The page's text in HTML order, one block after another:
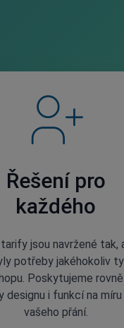
Řešení pro
každého
jsou navržené tak,
potřeby jakéhokoliv
Poskytujeme
designu i funkcí na
vašeho přání.